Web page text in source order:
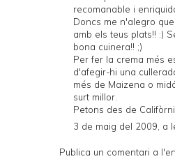
recomanable i
Doncs me n'alegro
amb els teus plats!! :)
bona cuinera!! ;)
Per fer la crema més
d'afegir-hi una
més de Maizena o
surt millor.
Petons des de
3 de maig del 2009, a
Publica un comentari a